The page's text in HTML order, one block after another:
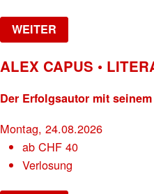
WEITER
ALEX CAPUS •
Der Erfolgsautor mit
Montag, 24.08.2026
abCHF 40
Verlosung